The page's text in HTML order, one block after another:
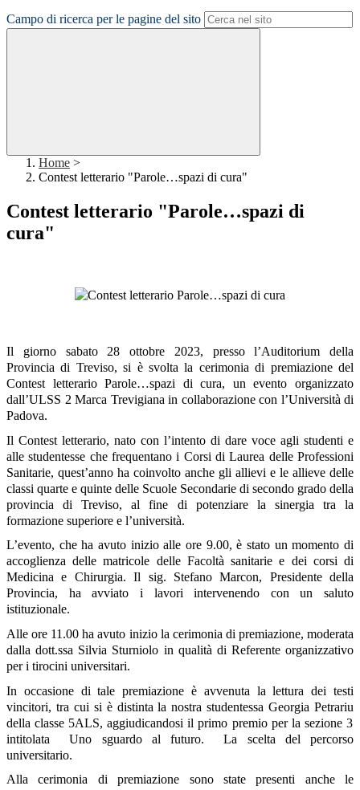
Campo di ricerca per le pagine del sito
Home >
Contest letterario "Parole…spazi di cura"
Contest letterario "Parole…spazi di
cura"
Il giorno sabato 28 ottobre 2023, presso l’Auditorium della
Provincia di Treviso, si è svolta la cerimonia di premiazione del
Contest letterarioParole…spazi di cura, un evento organizzato
dall’ULSS 2 Marca Trevigiana in collaborazione con l’Università di
Padova.
Il Contest letterario, nato con l’intento di dare voce agli studenti e
alle studentesse che frequentano i Corsi di Laurea delle Professioni
Sanitarie, quest’anno ha coinvolto anche gli allievi e le allieve delle
classi quarte e quinte delle Scuole Secondarie di secondo grado della
provincia di Treviso, al fine di potenziare la sinergia tra la
formazione superiore e l’università.
L’evento, che ha avuto inizio alle ore 9.00, è stato un momento di
accoglienza delle matricole delle Facoltà sanitarie e dei corsi di
Medicina e Chirurgia. Il sig. Stefano Marcon, Presidente della
Provincia, ha avviato i lavori intervenendo con un saluto
istituzionale.
Alle ore 11.00 ha avuto inizio la cerimonia di premiazione, moderata
dalla dott.ssa Silvia Sturniolo in qualità di Referente organizzativo
per i tirocini universitari.
In occasione di tale premiazione è avvenuta la lettura dei testi
vincitori, tra cui si è distinta la nostra studentessaGeorgia Petrariu
della classe 5ALS, aggiudicandosi il primo premio per la sezione 3
intitolataUno sguardo al futuro. La scelta del percorso
universitario.
Alla cerimonia di premiazione sono state presenti anche le